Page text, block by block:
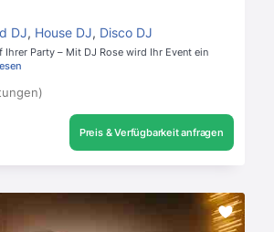
DJ, House DJ, Disco DJ
Ihrer Party – Mit DJ Rose wird Ihr Event ein
Preis & Verfügbarkeit anfragen